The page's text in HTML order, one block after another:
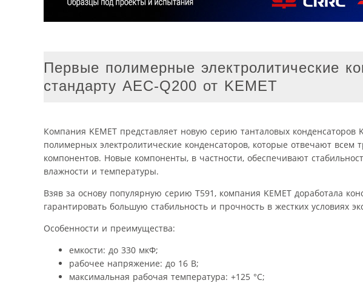
Первые полимерные электролитические
стандарту AEC-Q200 от KEMET
Компания KEMET представляет новую серию танталовых конденсаторов
полимерных электролитические конденсаторов, которые отвечают всем
компонентов. Новые компоненты, в частности, обеспечивают
влажности и температуры.
Взяв за основу популярную серию T591, компания KEMET доработала
гарантировать большую стабильность и прочность в жестких условиях
Особенности и преимущества:
емкости: до 330 мкФ;
рабочее напряжение: до 16 В;
максимальная рабочая температура: +125 °С;